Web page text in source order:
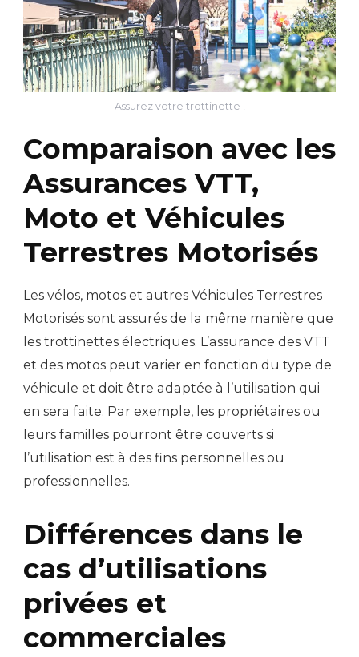
Assurez votre trottinette !
Comparaison avec les
Assurances VTT,
Moto et Véhicules
Terrestres Motorisés
Les vélos, motos et autres Véhicules Terrestres
Motorisés sont assurés de la même manière que
les trottinettes électriques. L’assurance des VTT
et des motos peut varier en fonction du type de
véhicule et doit être adaptée à l’utilisation qui
en sera faite. Par exemple, les propriétaires ou
leurs familles pourront être couverts si
l’utilisation est à des fins personnelles ou
professionnelles.
Différences dans le
cas d’utilisations
privées et
commerciales